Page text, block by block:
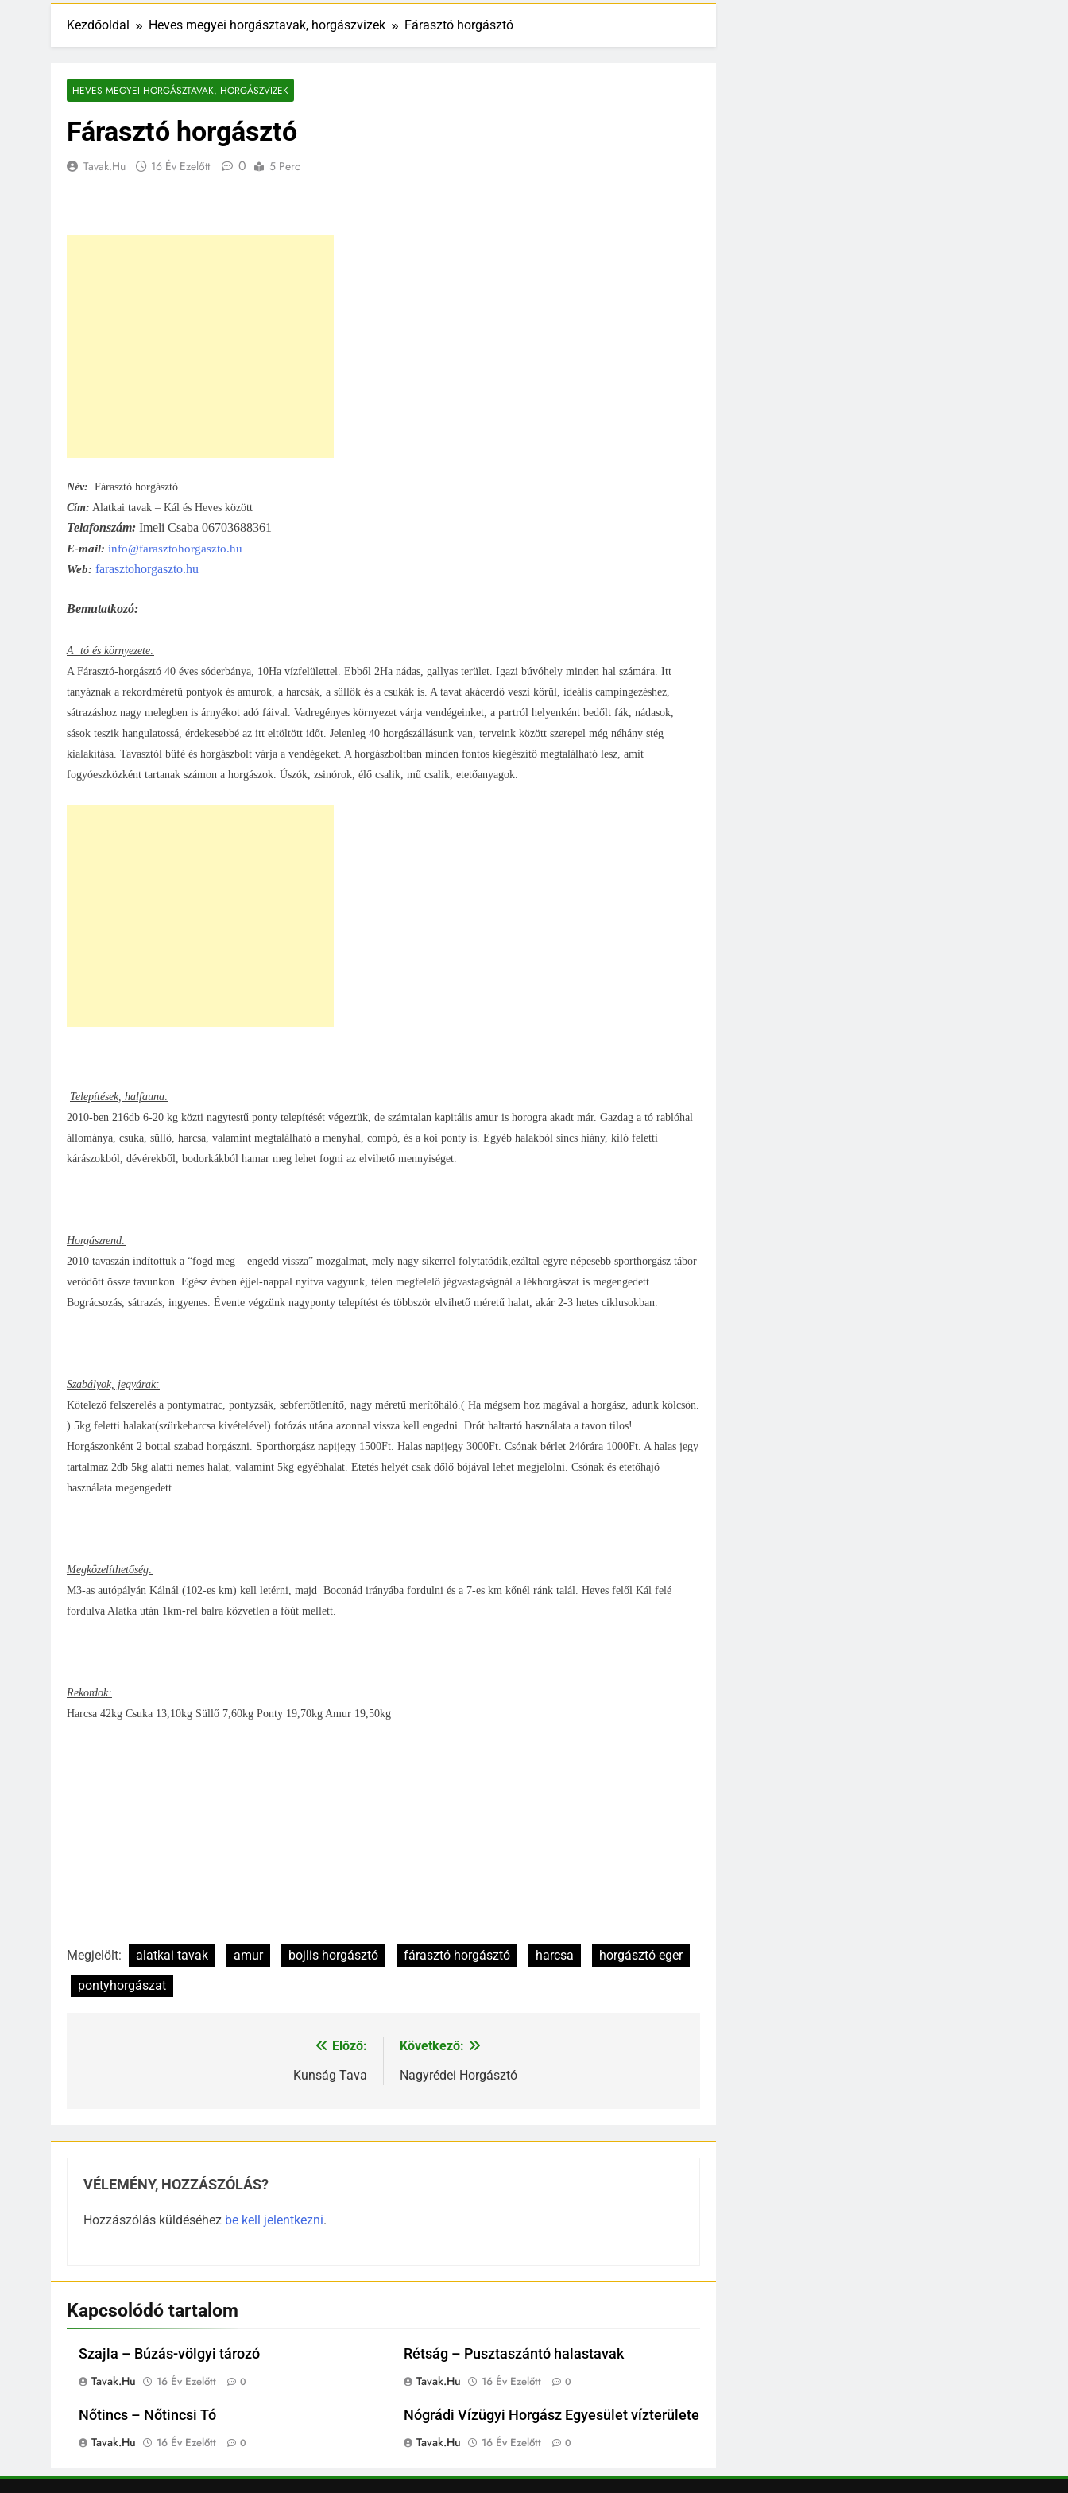
Kezdőoldal Heves megyei horgásztavak, horgászvizek Fárasztó horgásztó
HEVES MEGYEI HORGÁSZTAVAK, HORGÁSZVIZEK
Fárasztó horgásztó
Tavak.hu 16 Év Ezelőtt 0 5 Perc
Név: Fárasztó horgásztó
Cím: Alatkai tavak – Kál és Heves között
Telafonszám: Imeli Csaba 06703688361
E-mail: info@farasztohorgaszto.hu
Web: farasztohorgaszto.hu
Bemutatkozó:
A tó és környezete:
A Fárasztó-horgásztó 40 éves sóderbánya, 10Ha vízfelülettel. Ebből 2Ha nádas, gallyas terület. Igazi búvóhely minden hal számára. Itt
tanyáznak a rekordméretű pontyok és amurok, a harcsák, a süllők és a csukák is. A tavat akácerdő veszi körül, ideális campingezéshez,
sátrazáshoz nagy melegben is árnyékot adó fáival. Vadregényes környezet várja vendégeinket, a partról helyenként bedőlt fák, nádasok,
sások teszik hangulatossá, érdekesebbé az itt eltöltött időt. Jelenleg 40 horgászállásunk van, terveink között szerepel még néhány stég
kialakítása. Tavasztól büfé és horgászbolt várja a vendégeket. A horgászboltban minden fontos kiegészítő megtalálható lesz, amit
fogyóeszközként tartanak számon a horgászok. Úszók, zsinórok, élő csalik, mű csalik, etetőanyagok.
Telepítések, halfauna:
2010-ben 216db 6-20 kg közti nagytestű ponty telepítését végeztük, de számtalan kapitális amur is horogra akadt már. Gazdag a tó rablóhal
állománya, csuka, süllő, harcsa, valamint megtalálható a menyhal, compó, és a koi ponty is. Egyéb halakból sincs hiány, kiló feletti
kárászokból, dévérekből, bodorkákból hamar meg lehet fogni az elvihető mennyiséget.
Horgászrend:
2010 tavaszán indítottuk a “fogd meg – engedd vissza” mozgalmat, mely nagy sikerrel folytatódik,ezáltal egyre népesebb sporthorgász tábor
verődött össze tavunkon. Egész évben éjjel-nappal nyitva vagyunk, télen megfelelő jégvastagságnál a lékhorgászat is megengedett.
Bográcsozás, sátrazás, ingyenes. Évente végzünk nagyponty telepítést és többször elvihető méretű halat, akár 2-3 hetes ciklusokban.
Szabályok, jegyárak:
Kötelező felszerelés a pontymatrac, pontyzsák, sebfertőtlenítő, nagy méretű merítőháló.( Ha mégsem hoz magával a horgász, adunk kölcsön.
) 5kg feletti halakat(szürkeharcsa kivételével) fotózás utána azonnal vissza kell engedni. Drót haltartó használata a tavon tilos!
Horgászonként 2 bottal szabad horgászni. Sporthorgász napijegy 1500Ft. Halas napijegy 3000Ft. Csónak bérlet 24órára 1000Ft. A halas jegy
tartalmaz 2db 5kg alatti nemes halat, valamint 5kg egyébhalat. Etetés helyét csak dőlő bójával lehet megjelölni. Csónak és etetőhajó
használata megengedett.
Megközelíthetőség:
M3-as autópályán Kálnál (102-es km) kell letérni, majd Boconád irányába fordulni és a 7-es km kőnél ránk talál. Heves felől Kál felé
fordulva Alatka után 1km-rel balra közvetlen a főút mellett.
Rekordok:
Harcsa 42kg Csuka 13,10kg Süllő 7,60kg Ponty 19,70kg Amur 19,50kg
Megjelölt: alatkai tavak amur bojlis horgásztó fárasztó horgásztó harcsa
horgásztó eger
pontyhorgászat
Előző:
Kunság Tava
Következő:
Nagyrédei Horgásztó
VÉLEMÉNY, HOZZÁSZÓLÁS?
Hozzászólás küldéséhez be kell jelentkezni.
Kapcsolódó tartalom
Szajla – Búzás-völgyi tározó
Tavak.hu
16 Év Ezelőtt 0
Rétság – Pusztaszántó halastavak
Tavak.hu
16 Év Ezelőtt 0
Nőtincs – Nőtincsi Tó
Tavak.hu
16 Év Ezelőtt 0
Nógrádi Vízügyi Horgász Egyesület vízterülete
Tavak.hu
16 Év Ezelőtt 0